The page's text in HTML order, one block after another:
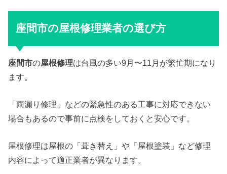
座間市の屋根修理業者の選び方
座間市の屋根修理は台風の多い9月〜11月が繁忙期になり
ます。
「雨漏り修理」などの緊急性のある工事に対応できない
場合もあるので事前に点検をしておくと安心です。
屋根修理は屋根の「葺き替え」や「屋根塗装」など修理
内容によって適正業者が異なります。